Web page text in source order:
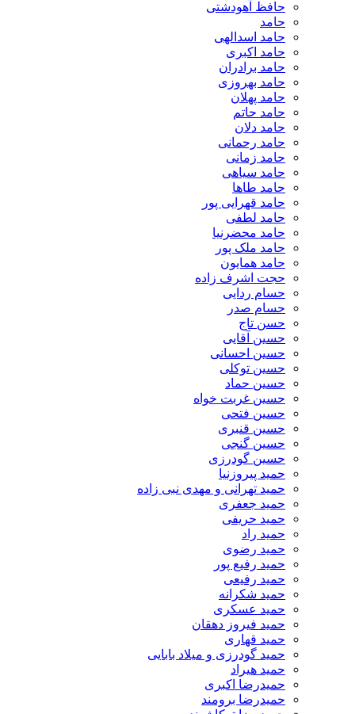
حافظ آهودشتی
حامد
حامد اسدالهی
حامد اکبری
حامد برادران
حامد بهروزی
حامد پهلان
حامد حاتم
حامد دلان
حامد رحمانی
حامد زمانی
حامد سیاهی
حامد طاها
حامد قهرایی پور
حامد لطفی
حامد محضرنیا
حامد ملک پور
حامد همایون
حجت اشرف زاده
حسام ردایی
حسام صدر
حسن تاج
حسین آقایی
حسین احسانی
حسین توکلی
حسین حماد
حسین غربت خواه
حسین فتحی
حسین قنبری
حسین گنجی
حسین گودرزی
حمید پیروزنیا
حمید تهرانی و مهدی نبی زاده
حمید جعفری
حمید حریفی
حمید راد
حمید رضوی
حمید رفیع پور
حمید رفیعی
حمید شکرانه
حمید عسکری
حمید فیروز دهقان
حمید قهاری
حمید گودرزی و میلاد بابایی
حمید هیراد
حمیدرضا اکبری
حمیدرضا برومند